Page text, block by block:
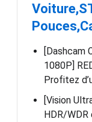
[Dashcam
1080P]
Profitez
[Vision
HDR/